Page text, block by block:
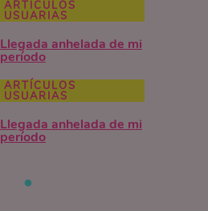
ARTÍCULOS
USUARIAS
Llegada anhelada de mi
período
ARTÍCULOS
USUARIAS
Llegada anhelada de mi
período